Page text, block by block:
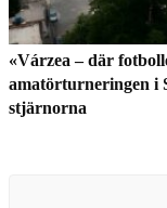
«Várzea – där
amatörturneringen i
stjärnorna